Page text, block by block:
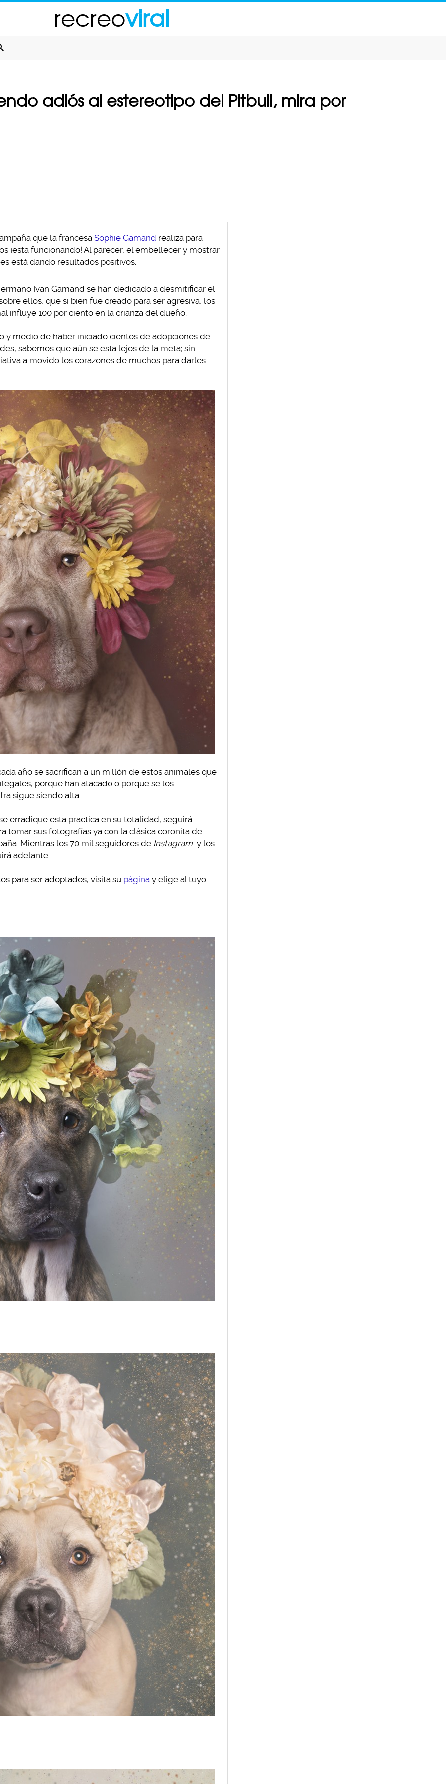
recreoviral
adiós al estereotipo del Pitbull, mira por
que la francesa Sophie Gamand realiza para
¡esta funcionando! Al parecer, el embellecer y mostrar
está dando resultados positivos.
Ivan Gamand se han dedicado a desmitificar el
ellos, que si bien fue creado para ser agresiva, los
influye 100 por ciento en la crianza del dueño.
y medio de haber iniciado cientos de adopciones de
sabemos que aún se esta lejos de la meta; sin
a movido los corazones de muchos para darles
año se sacrifican a un millón de estos animales que
porque han atacado o porque se los
sigue siendo alta.
erradique esta practica en su totalidad, seguirá
tomar sus fotografías ya con la clásica coronita de
Mientras los 70 mil seguidores de Instagram y los
adelante.
para ser adoptados, visita su página y elige al tuyo.